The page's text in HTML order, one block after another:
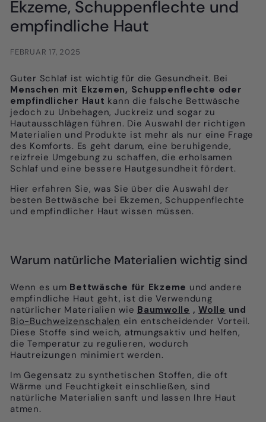
Ekzeme, Schuppenflechte und
empfindliche Haut
FEBRUAR 17, 2025
Guter Schlaf ist wichtig für die Gesundheit. Bei
Menschen mit Ekzemen, Schuppenflechte oder
empfindlicher Haut kann die falsche Bettwäsche
jedoch zu Unbehagen, Juckreiz und sogar zu
Hautausschlägen führen. Die Auswahl der richtigen
Materialien und Produkte ist mehr als nur eine Frage
des Komforts. Es geht darum, eine beruhigende,
reizfreie Umgebung zu schaffen, die erholsamen
Schlaf und eine bessere Hautgesundheit fördert.
Hier erfahren Sie, was Sie über die Auswahl der
besten Bettwäsche bei Ekzemen, Schuppenflechte
und empfindlicher Haut wissen müssen.
Warum natürliche Materialien wichtig sind
Wenn es um Bettwäsche für Ekzeme und andere
empfindliche Haut geht, ist die Verwendung
natürlicher Materialien wie Baumwolle , Wolle und
Bio-Buchweizenschalen ein entscheidender Vorteil.
Diese Stoffe sind weich, atmungsaktiv und helfen,
die Temperatur zu regulieren, wodurch
Hautreizungen minimiert werden.
Im Gegensatz zu synthetischen Stoffen, die oft
Wärme und Feuchtigkeit einschließen, sind
natürliche Materialien sanft und lassen Ihre Haut
atmen.